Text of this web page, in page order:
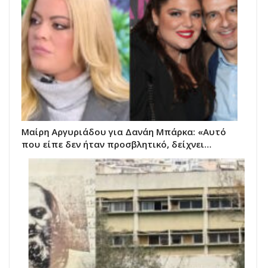
Μαίρη Αργυριάδου για Δανάη Μπάρκα: «Αυτό
που είπε δεν ήταν προσβλητικό, δείχνει…